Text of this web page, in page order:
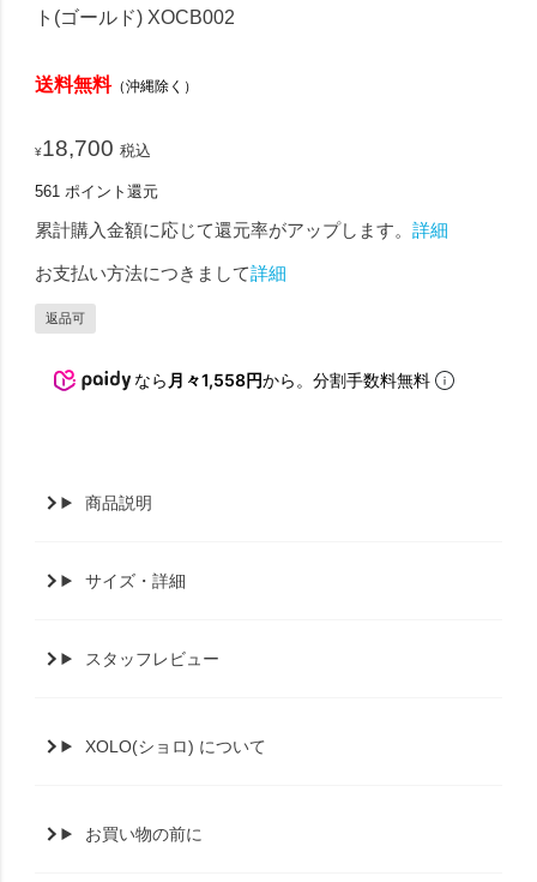
ト(ゴールド) XOCB002
送料無料（沖縄除く）
¥18,700 税込
561 ポイント還元
累計購入金額に応じて還元率がアップします。詳細
お支払い方法につきまして詳細
返品可
なら 月々1,558円から。分割手数料無料
商品説明
サイズ・詳細
スタッフレビュー
XOLO(ショロ) について
お買い物の前に